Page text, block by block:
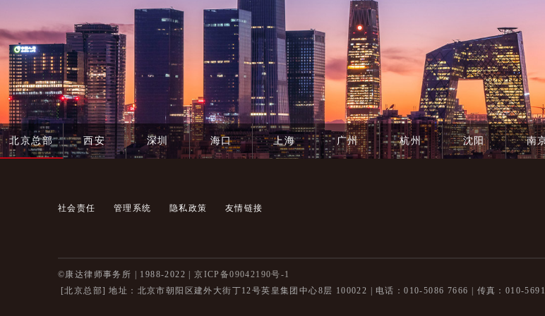
北京总部 西安 深圳 海口 上海 广州 杭州 沈阳 南
社会责任 管理系统 隐私政策 友情链接
©康达律师事务所 | 1988-2022 |京ICP备09042190号-1
[北京总部] 地址：北京市朝阳区建外大街丁12号英皇集团中心8层 100022 | 电话：010-5086 7666 | 传真：010-5691